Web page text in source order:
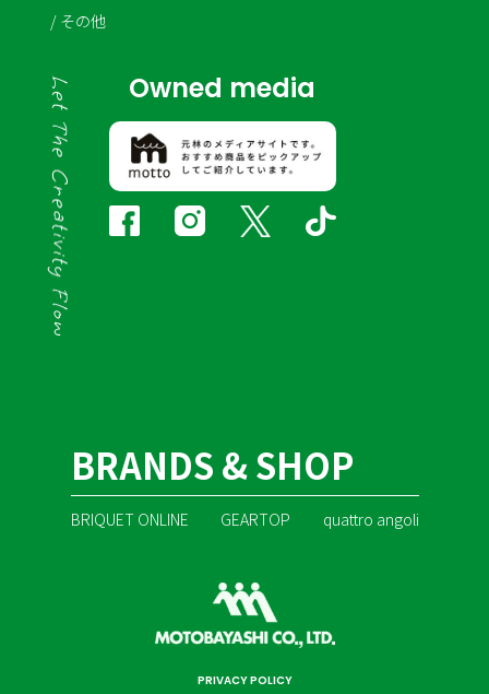
その他
Owned media
BRANDS & SHOP
BRIQUET ONLINE GEARTOP quattro angoli
PRIVACY POLICY